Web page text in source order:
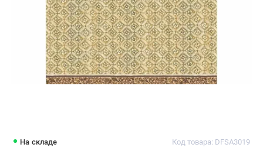
На складе Код товара: DFSA3019